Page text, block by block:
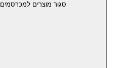
סגור מוצרים למכרסמים